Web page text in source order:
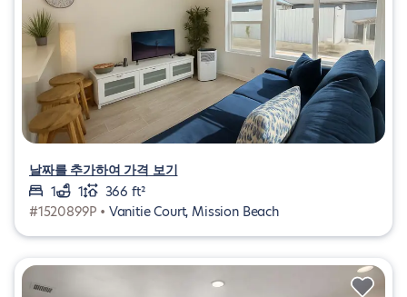
날짜를 추가하여 가격 보기
1
1
366 ft²
#1520899P • Vanitie Court, Mission Beach